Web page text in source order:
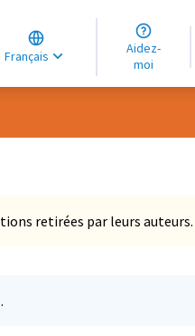
Français
Choose language
Choisir la langue
Elegir el idioma
Aidez-
moi
retirées par leurs auteurs.